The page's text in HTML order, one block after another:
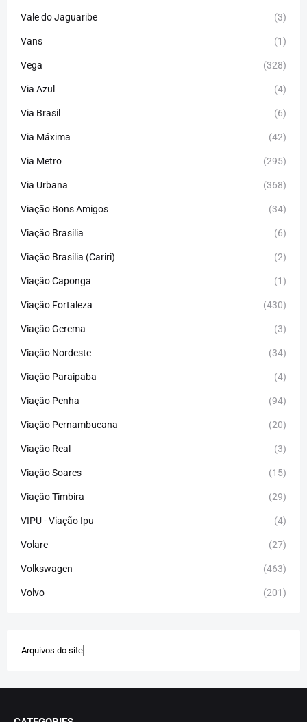
Vale do Jaguaribe (3)
Vans (1)
Vega (328)
Via Azul (4)
Via Brasil (6)
Via Máxima (42)
Via Metro (295)
Via Urbana (368)
Viação Bons Amigos (34)
Viação Brasília (6)
Viação Brasília (Cariri) (2)
Viação Caponga (1)
Viação Fortaleza (430)
Viação Gerema (3)
Viação Nordeste (34)
Viação Paraipaba (4)
Viação Penha (94)
Viação Pernambucana (20)
Viação Real (3)
Viação Soares (15)
Viação Timbira (29)
VIPU - Viação Ipu (4)
Volare (27)
Volkswagen (463)
Volvo (201)